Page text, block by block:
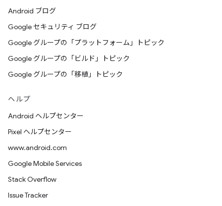
Android ブログ
Google セキュリティ ブログ
Google グループの「プラットフォーム」トピック
Google グループの「ビルド」トピック
Google グループの「移植」トピック
ヘルプ
Android ヘルプセンター
Pixel ヘルプセンター
www.android.com
Google Mobile Services
Stack Overflow
Issue Tracker